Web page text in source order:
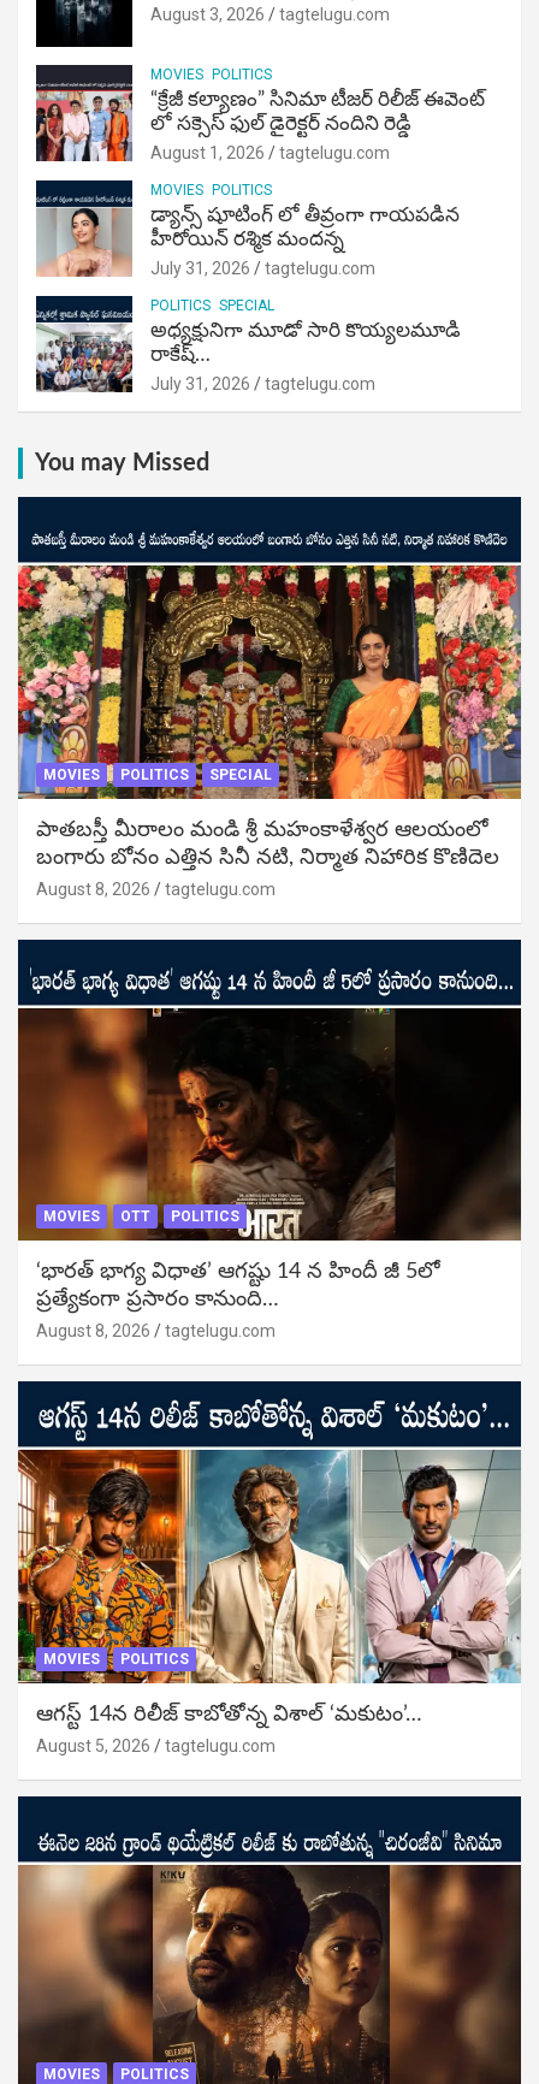
August 3, 2026 tagtelugu.com
MOVIES POLITICS
“క్రేజీ కల్యాణం” సినిమా టీజర్ రిలీజ్ ఈవెంట్
లో సక్సెస్ ఫుల్ డైరెక్టర్ నందిని రెడ్డి
August 1, 2026 tagtelugu.com
MOVIES POLITICS
డ్యాన్స్ షూటింగ్ లో తీవ్రంగా గాయపడిన
హీరోయిన్ రశ్మిక మందన్న
July 31, 2026 tagtelugu.com
POLITICS SPECIAL
అధ్యక్షునిగా మూడో సారి కొయ్యలమూడి
రాకేష్‌…
July 31, 2026 tagtelugu.com
You may Missed
MOVIES POLITICS SPECIAL
పాతబస్తీ మీరాలం మండి శ్రీ మహంకాళేశ్వర ఆలయంలో
బంగారు బోనం ఎత్తిన సినీ నటి, నిర్మాత నిహారిక కొణిదెల
August 8, 2026 tagtelugu.com
MOVIES OTT POLITICS
‘భారత్ భాగ్య విధాత’ ఆగష్టు 14 న హిందీ జీ 5లో
ప్రత్యేకంగా ప్రసారం కానుంది…
August 8, 2026 tagtelugu.com
MOVIES POLITICS
ఆగస్ట్ 14న రిలీజ్ కాబోతోన్న విశాల్ ‘మకుటం’…
August 5, 2026 tagtelugu.com
MOVIES POLITICS